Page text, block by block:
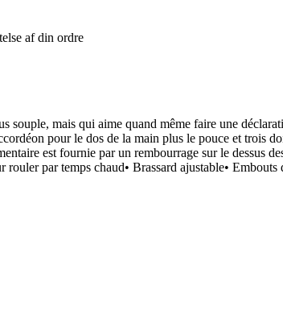
af din ordre
souple, mais qui aime quand même faire une
pour le dos de la main plus le pouce et
est fournie par un rembourrage sur le dessus
par temps chaud• Brassard ajustable•